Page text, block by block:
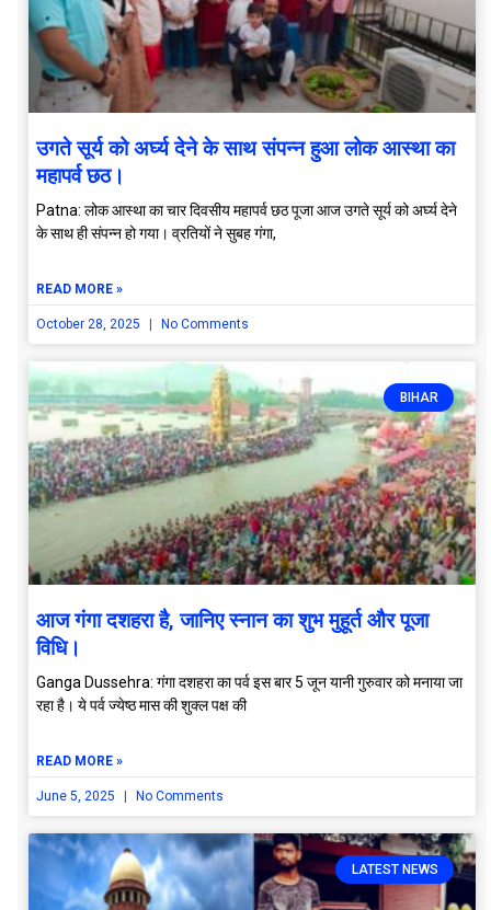
उगते सूर्य को अर्घ्य देने के साथ संपन्न हुआ लोक आस्था का
महापर्व छठ।
Patna: लोक आस्था का चार दिवसीय महापर्व छठ पूजा आज उगते सूर्य को अर्घ्य देने
के साथ ही संपन्न हो गया। व्रतियों ने सुबह गंगा,
READ MORE »
October 28, 2025 No Comments
BIHAR
आज गंगा दशहरा है, जानिए स्नान का शुभ मुहूर्त और पूजा
विधि।
Ganga Dussehra: गंगा दशहरा का पर्व इस बार 5 जून यानी गुरुवार को मनाया जा
रहा है। ये पर्व ज्येष्ठ मास की शुक्ल पक्ष की
READ MORE »
June 5, 2025 No Comments
LATEST NEWS